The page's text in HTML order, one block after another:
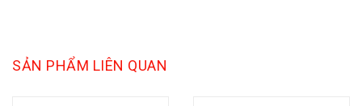
SẢN PHẨM LIÊN QUAN